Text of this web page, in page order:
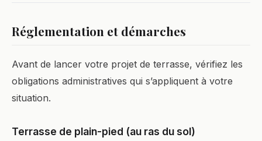
Réglementation et démarches
Avant de lancer votre projet de terrasse, vérifiez les
obligations administratives qui s’appliquent à votre
situation.
Terrasse de plain-pied (au ras du sol)